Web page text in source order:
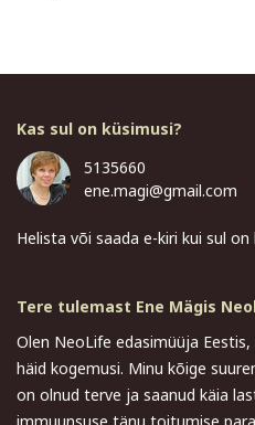
Kas sul on küsimusi?
5135660
ene.magi@gmail.com
Helista või saada e-kiri kui sul
Tere tulemast Ene Mägis
Olen NeoLife edasimüüja
häid kogemusi. Minu kõige
on olnud terve ja saanud käia